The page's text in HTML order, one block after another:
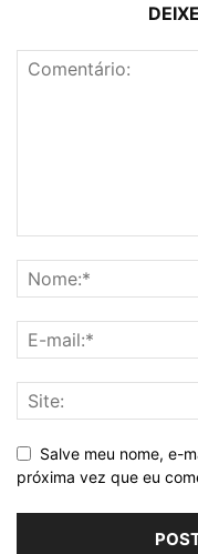
Salve meu nome, e-
próxima vez que eu